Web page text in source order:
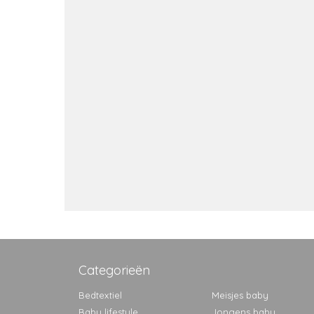
Categorieën
Bedtextiel
Meisjes baby